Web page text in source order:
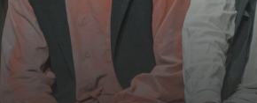
PROGRAMISMERTETŐ
ALPROGRAMOK: